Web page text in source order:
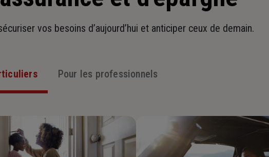
vos besoins d’aujourd’hui et anticiper ceux de demain.
Pour les professionnels